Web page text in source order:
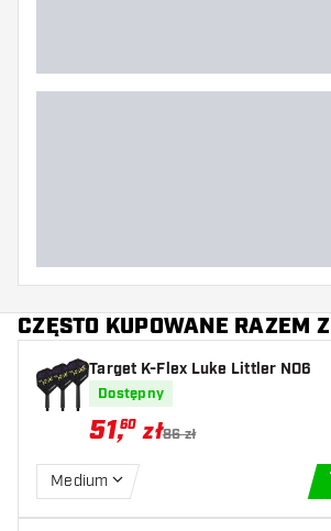
CZĘSTO KUPOWANE RAZEM Z
Target K-Flex Luke Littler NO6
Dostępny
51,60 zł86 zł
Medium